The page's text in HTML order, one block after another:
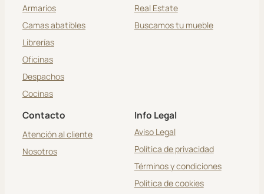
Armarios
Camas abatibles
Librerías
Oficinas
Despachos
Cocinas
Real Estate
Buscamos tu mueble
Contacto
Atención al cliente
Nosotros
Info Legal
Aviso Legal
Política de privacidad
Términos y condiciones
Politica de cookies